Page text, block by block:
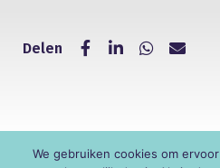
Delen
© KNR
We gebruiken cookies om